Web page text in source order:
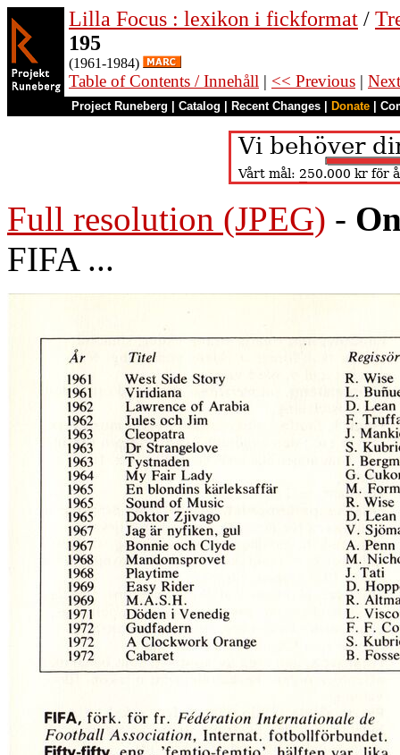
Lilla Focus : lexikon i fickformat /
195
(1961-1984)
Table of Contents / Innehåll | << Previous |
Project Runeberg Catalog Recent Changes Donate
Full resolution (JPEG) -
FIFA ...